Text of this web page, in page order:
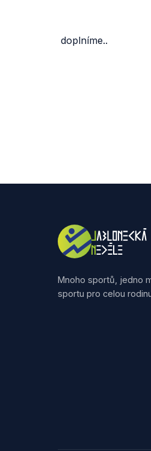
doplníme..
Mnoho sportů, jedno
sportu pro celou